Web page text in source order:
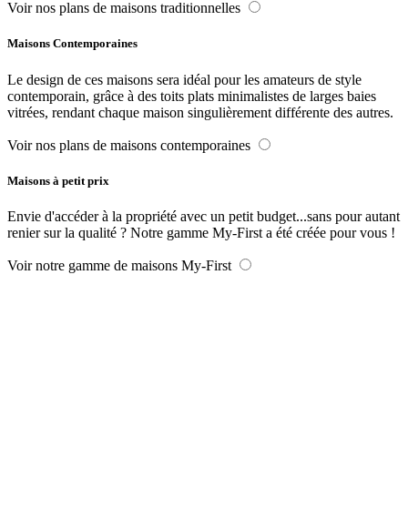
Voir nos plans de maisons traditionnelles
Maisons Contemporaines
Le design de ces maisons sera idéal pour les amateurs de style
contemporain, grâce à des toits plats minimalistes de larges baies
vitrées, rendant chaque maison singulièrement différente des autres.
Voir nos plans de maisons contemporaines
Maisons à petit prix
Envie d'accéder à la propriété avec un petit budget...sans pour autant
renier sur la qualité ? Notre gamme My-First a été créée pour vous !
Voir notre gamme de maisons My-First